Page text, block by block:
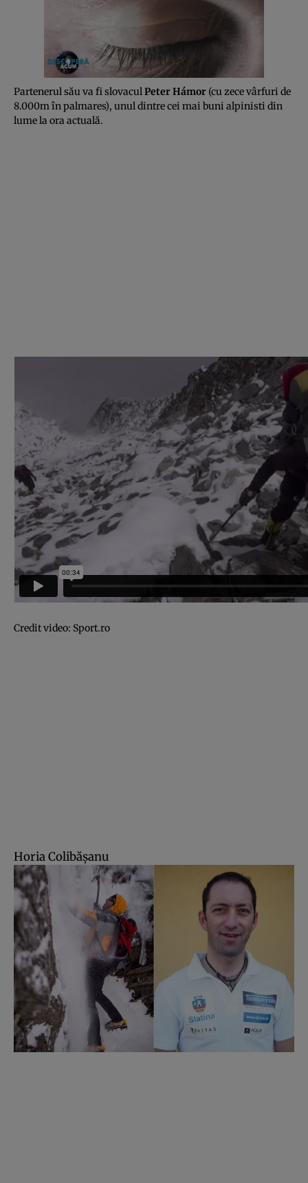
Partenerul său va fi slovaculPeter Hámor (cu zece vârfuri de
8.000m în palmares), unul dintre cei mai buni alpinisti din
lume la ora actuală.
Credit video: Sport.ro
Horia Colibăşanu